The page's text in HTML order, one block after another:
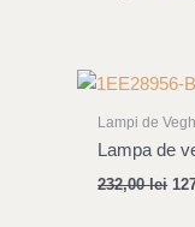
Lampi de
Lampa de
232,00lei